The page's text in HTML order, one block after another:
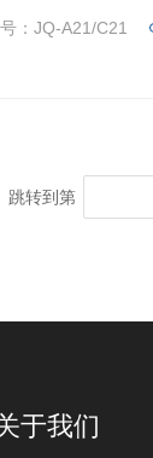
：JQ-A21/C21
跳转到第
于我们